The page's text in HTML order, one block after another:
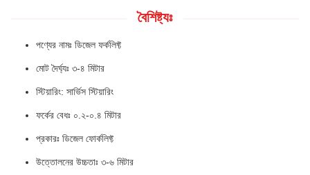
বৈশিষ্ট্যঃ
পণ্যের নামঃ ডিজেল ফর্কলিফ্ট
মোট দৈর্ঘ্যঃ ৩-৪ মিটার
স্টিয়ারিং: সার্ভিস স্টিয়ারিং
ফর্কের বেধঃ ০.২-০.৪ মিটার
প্রকারঃ ডিজেল ফোর্কলিফ্ট
উত্তোলনের উচ্চতাঃ ৩-৬ মিটার